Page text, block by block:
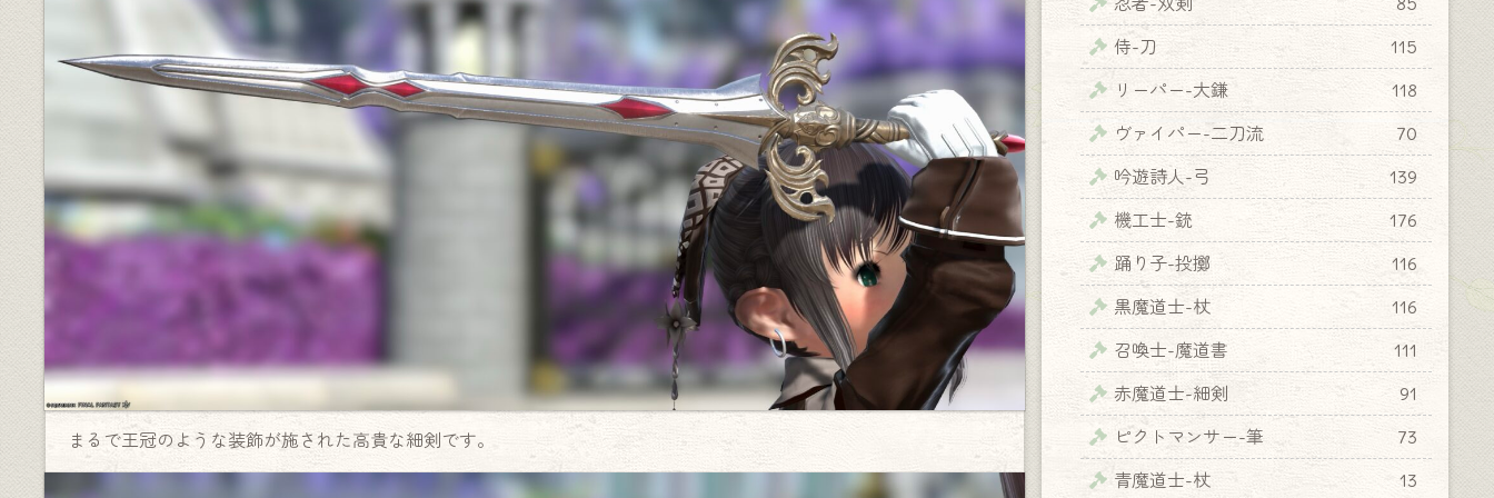
まるで王冠のような装飾が施された高貴な細剣です。
侍-刀
115
リーパー-大鎌
118
ヴァイパー-二刀流
70
吟遊詩人-弓
139
機工士-銃
176
踊り子-投擲
116
黒魔道士-杖
116
召喚士-魔道書
111
赤魔道士-細剣
91
ピクトマンサー-筆
73
青魔道士-杖
13